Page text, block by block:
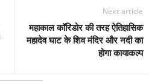
Next article
महाकाल कॉरिडोर की तरह ऐतिहासिक
महादेव घाट के शिव मंदिर और नदी का
होगा कायाकल्प